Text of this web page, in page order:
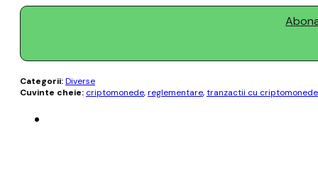
Categorii:Diverse
Cuvinte cheie: criptomonede,reglementare,tranzactii cu criptomonede